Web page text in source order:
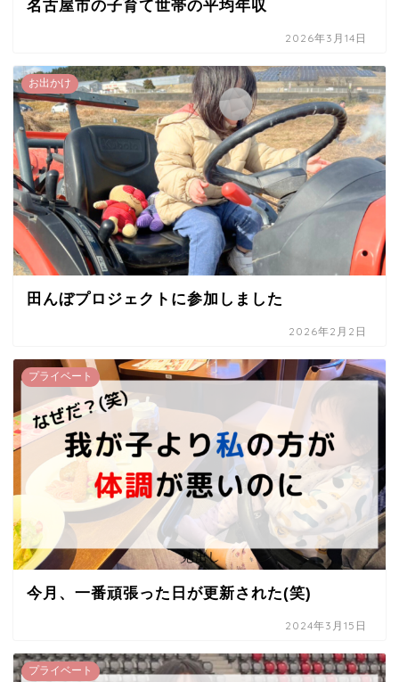
名古屋市の子育て世帯の平均年収
2026年3月14日
お出かけ
田んぼプロジェクトに参加しました
2026年2月2日
プライベート
今月、一番頑張った日が更新された(笑)
2024年3月15日
プライベート